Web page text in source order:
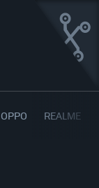
OPPO REALME
7,50